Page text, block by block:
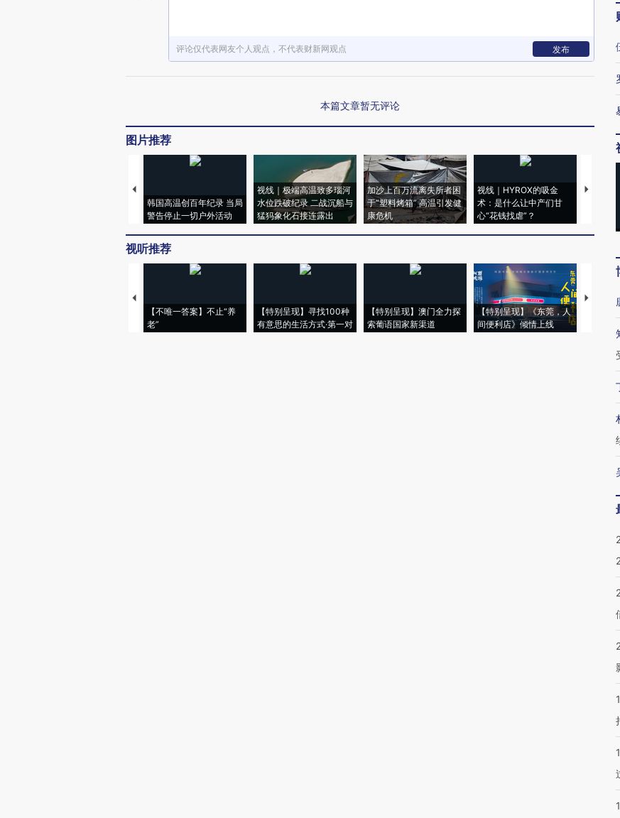
评论仅代表网友个人观点，不代表财新网观点 发布
本篇文章暂无评论
图片推荐
韩国高温创百年纪录 当局
警告停止一切户外活动
视线｜极端高温致多瑙河
水位跌破纪录 二战沉船与
猛犸象化石接连露出
加沙上百万流离失所者困
于“塑料烤箱” 高温引发健
康危机
视线｜HYROX的吸金
术：是什么让中产们甘
心“花钱找虐”？
马航飞
视听推荐
【不唯一答案】不止“养
老”
【特别呈现】寻找100种
有意思的生活方式·第一对
【特别呈现】澳门全力探
索葡语国家新渠道
【特别呈现】《东莞，人
间便利店》倾情上线
【推广